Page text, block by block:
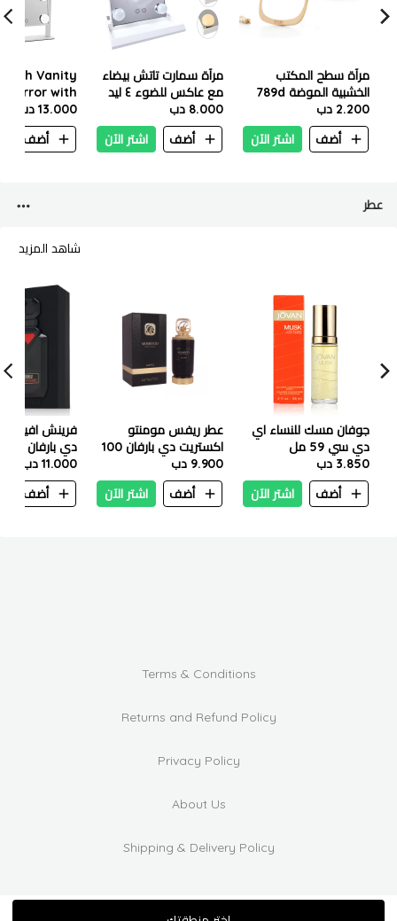
مرآة سطح المكتب
الخشبية الموضة 789d
2.200 دب
أضف
اشتر الآن
مرآة سمارت تاتش بيضاء
مع عاكس للضوء ٤ ليد
مع شاحن
8.000 دب
أضف
اشتر الآن
Vanity
mirror with
LED lights
x 31cm
13.000 دب
أضف
عطر
شاهد المزيد
جوفان مسك للنساء اي
دي سي 59 مل
3.850 دب
أضف
اشتر الآن
عطر ريفس مومنتو
اكستريت دي بارفان 100
مل
9.900 دب
أضف
اشتر الآن
فرينش افينيو
دي بارفان 100 مل
11.000 دب
أضف
Terms & Conditions
Returns and Refund Policy
Privacy Policy
About Us
Shipping & Delivery Policy